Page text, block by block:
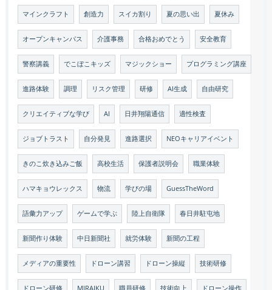
マインクラフト 創造力 スイカ割り 夏の思い出 夏休み
オープンキャンパス 介護事務 合格おめでとう 安全教育
警察講義 でこぼこキッズ マジックショー プログラミング講座
進路体験 調理 リスク管理 研修 AI生成 自由研究
クリエイティブな学び AI 日井翔陽通信 適性検査
ジョブトラスト 自分発見 進路選択 NEOキャリアイベント
きのこ炊き込みご飯 高校生活 保護者説明会 職業体験
ハマキョウレックス 物流 学びの場 GuessTheWord
語彙力アップ ゲームで学ぶ 陸上自衛隊 春日井駐屯地
新聞作り体験 中日新聞社 就労体験 新聞の工程
メディアの重要性 ドローン講習 ドローン操縦 技術研修
ドローン研修 MIRAIKU 職員研修 技術向上 ドローン操作